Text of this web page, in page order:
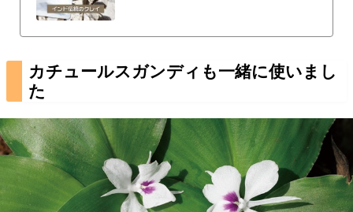
カチュールスガンディも一緒に使いまし
た